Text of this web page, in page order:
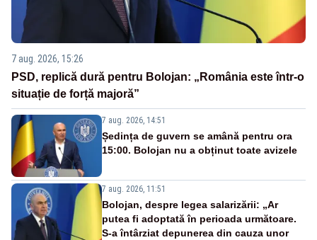
7 aug. 2026, 15:26
PSD, replică dură pentru Bolojan: „România este într-o
situație de forță majoră”
7 aug. 2026, 14:51
Ședința de guvern se amână pentru ora
15:00. Bolojan nu a obținut toate avizele
7 aug. 2026, 11:51
Bolojan, despre legea salarizării: „Ar
putea fi adoptată în perioada următoare.
S-a întârziat depunerea din cauza unor